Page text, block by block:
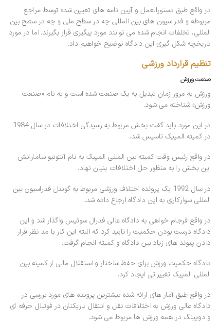
در واقع طبق دستورالعمل و آیین نامه های تعیین شده توسط مراجع
مربوطه و فدراسیون های بین المللی چه در سطح ملی و چه در سطح بین
المللی، تخلفات انجام شده می توانند مورد پیگیری قرار بگیرند. اما در مورد
تاریخچه شکل گیری این دادگاه توضیح خواهیم داد.
تنظیم قرارداد ورزشی
صنعت ورزش
ورزش به مرور زمان تبدیل به یک صنعت شده است و به نام «صنعت
ورزش» شناخته می شود.
در این مورد باید گفت بخش مربوط به رسیدگی اختلافات در سال 1984
در کمیته المپیک تاسیس شد.
در واقع رئیس وقت کمیته بین المللی المپیک به نام آنتونیو سامارانش
این بخش را به منظور حل اختلافات بنیان نهاد.
در سال 1992 یک پرونده اختلاف ورزشی مربوط به گوندل فدراسیون بین
المللی سوارکاری به این دادگاه ارجاع داده شد.
در واقع فرجام خواهی به دادگاه عالی فدرال سوئیس واگذار شد و این
دادگاه درست بودن حکمیت را تایید کرد که البته این کار با مد نظر قرار
دادن پیوند های زیاد بین دادگاه و کمیته انجام گرفت.
دادگاه حکمیت ورزش برای حفظ ساختار و استقلال مالی از کمیته بین
المللی المپیک تغییراتی ایجاد کرد.
در واقع طبق آمار های ارائه شده بیشترین پرونده های مورد بررسی در
دادگاه عالی ورزش به اختلافات نقل و انتقال بازیکنان در فوتبال حرفه ای
و دوپینگ در همه ورزش ها مربوط می شود.